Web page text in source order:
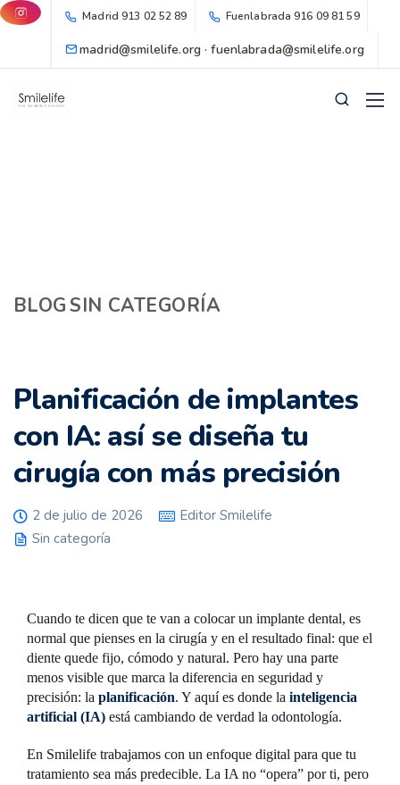
Madrid913 02 52 89 Fuenlabrada916 09 81 59
madrid@smilelife.org · fuenlabrada@smilelife.org
BLOGSIN CATEGORÍA
Planificación de implantes
con IA: así se diseña tu
cirugía con más precisión
2 de julio de 2026
Editor Smilelife
Sin categoría
Cuando te dicen que te van a colocar un implante dental, es
normal que pienses en la cirugía y en el resultado final: que el
diente quede fijo, cómodo y natural. Pero hay una parte
menos visible que marca la diferencia en seguridad y
precisión: la planificación. Y aquí es donde la inteligencia
artificial (IA) está cambiando de verdad la odontología.
En Smilelife trabajamos con un enfoque digital para que tu
tratamiento sea más predecible. La IA no “opera” por ti, pero